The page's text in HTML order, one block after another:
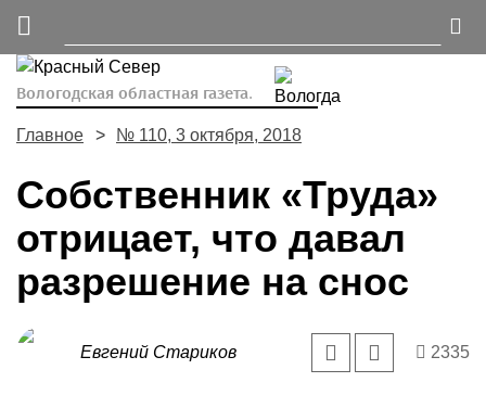
Вологодская областная газета.
Главное № 110, 3 октября, 2018
Собственник «Труда»
отрицает, что давал
разрешение на снос
Евгений Стариков 2335